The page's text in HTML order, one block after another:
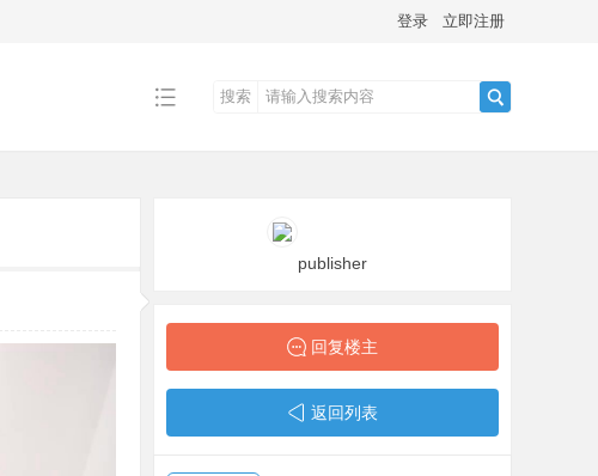
登录 立即注册
搜索
publisher
回复楼主
返回列表